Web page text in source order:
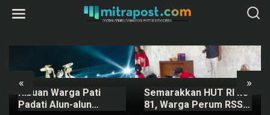
« »
Ribuan Warga Pati
Padati Alun-alun
Semarakkan HUT RI ke-
81, Warga Perum RSS